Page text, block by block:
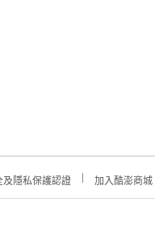
及隱私保護認證 加入酷澎商城